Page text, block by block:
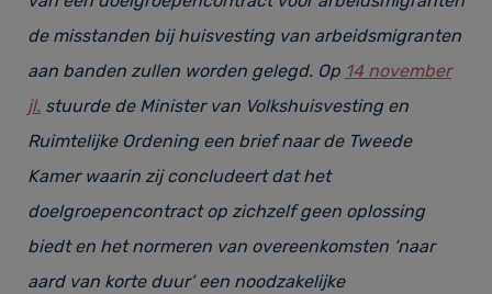
de misstanden bij huisvesting van arbeidsmigranten
aan banden zullen worden gelegd. Op 14 november
jl. stuurde de Minister van Volkshuisvesting en
Ruimtelijke Ordening een brief naar de Tweede
Kamer waarin zij concludeert dat het
doelgroepencontract op zichzelf geen oplossing
biedt en het normeren van overeenkomsten ‘naar
aard van korte duur’ een noodzakelijke